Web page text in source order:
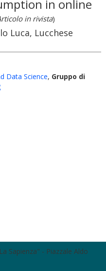
in online
in rivista)
Luca, Lucchese
Data Science, Gruppo di
Sapienza" - Piazzale Aldo